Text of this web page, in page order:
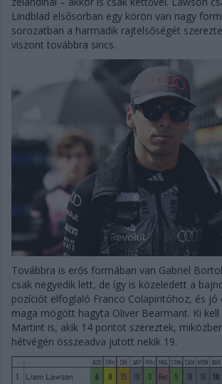
Lindblad elsősorban egy körön van nagy
sorozatban a harmadik rajtelsőségét
viszont továbbra sincs.
Továbbra is erős formában van Gabriel
csak negyedik lett, de így is közeledett a
pozíciót elfoglaló Franco Colapintóhoz, és jó
maga mögött hagyta Oliver Bearmant. Ki
Martint is, akik 14 pontot szereztek,
hétvégén összeadva jutott nekik 19.